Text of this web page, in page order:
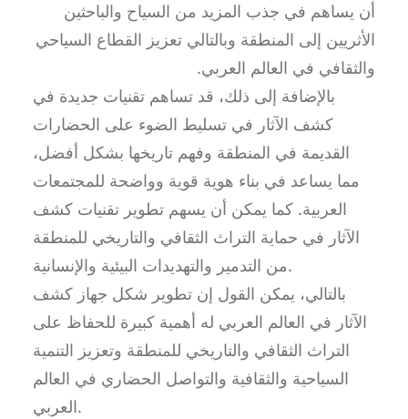
أن يساهم في جذب المزيد من السياح والباحثين
الأثريين إلى المنطقة وبالتالي تعزيز القطاع السياحي
والثقافي في العالم العربي.
بالإضافة إلى ذلك، قد تساهم تقنيات جديدة في
كشف الآثار في تسليط الضوء على الحضارات
القديمة في المنطقة وفهم تاريخها بشكل أفضل،
مما يساعد في بناء هوية قوية وواضحة للمجتمعات
العربية. كما يمكن أن يسهم تطوير تقنيات كشف
الآثار في حماية التراث الثقافي والتاريخي للمنطقة
من التدمير والتهديدات البيئية والإنسانية.
بالتالي، يمكن القول إن تطوير شكل جهاز كشف
الآثار في العالم العربي له أهمية كبيرة للحفاظ على
التراث الثقافي والتاريخي للمنطقة وتعزيز التنمية
السياحية والثقافية والتواصل الحضاري في العالم
العربي.